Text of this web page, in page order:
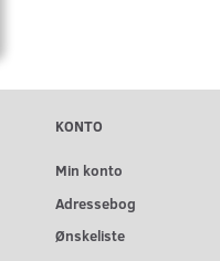
KONTO
Min konto
Adressebog
Ønskeliste